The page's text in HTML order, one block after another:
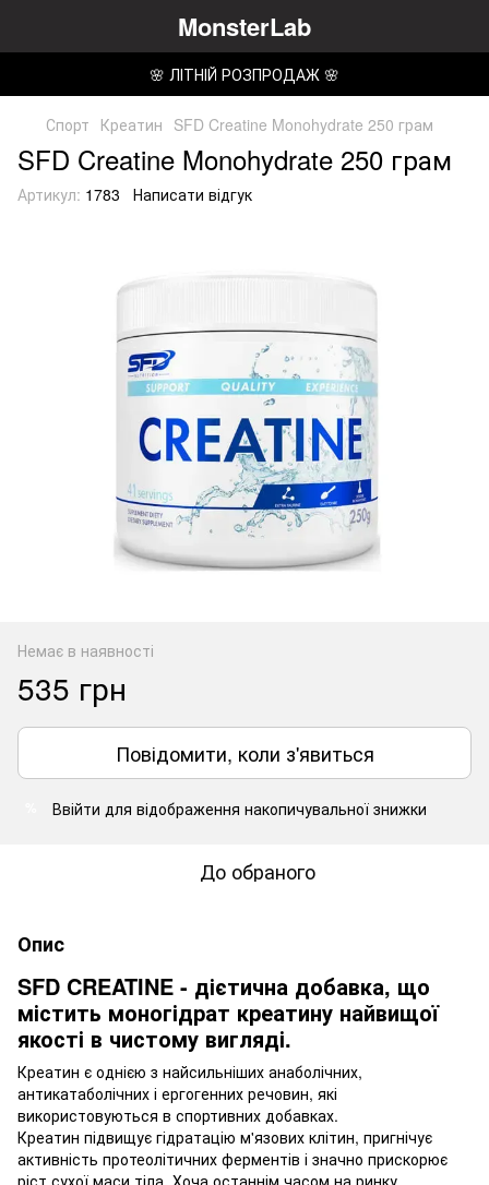
MonsterLab
🌸 ЛІТНІЙ РОЗПРОДАЖ 🌸
Спорт Креатин SFD Creatine Monohydrate 250 грам
SFD Creatine Monohydrate 250 грам
Артикул: 1783 Написати відгук
Немає в наявності
535 грн
Повідомити, коли з'явиться
Ввійти для відображення накопичувальної знижки
До обраного
Опис
SFD CREATINE - дієтична добавка, що
містить моногідрат креатину найвищої
якості в чистому вигляді.
Креатин є однією з найсильніших анаболічних,
антикатаболічних і ергогенних речовин, які
використовуються в спортивних добавках.
Креатин підвищує гідратацію м'язових клітин, пригнічує
активність протеолітичних ферментів і значно прискорює
ріст сухої маси тіла. Хоча останнім часом на ринку